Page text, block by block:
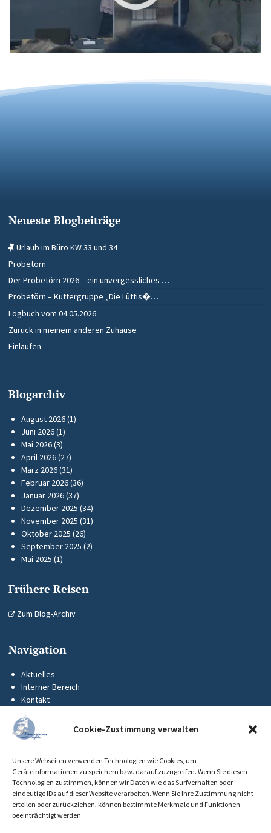
Cookie-Zustimmung verwalten
Unsere Webseiten verwenden Technologien wie Cookies, um
Geräteinformationen zu speichern bzw. darauf zuzugreifen. Wenn Sie diesen
Technologien zustimmen, können wir Daten wie das Surfverhalten oder
eindeutige IDs auf dieser Website verarbeiten. Wenn Sie Ihre Zustimmung nicht
erteilen oder zurückziehen, können bestimmte Merkmale und Funktionen
beeinträchtigt werden.
Neueste Blogbeiträge
Urlaub im Büro KW 33 und 34
Probetörn
Der Probetörn 2026 – ein unvergessliches …
Probetörn – Kuttergruppe „Die Lüttis�…
Logbuch vom 04.05.2026
Zurück in meinem anderen Zuhause
Einlaufen
Blogarchiv
August 2026(1)
Juni 2026(1)
Mai 2026(3)
April 2026(27)
März 2026(31)
Februar 2026(36)
Januar 2026(37)
Dezember 2025 (34)
November 2025 (31)
Oktober 2025 (26)
September 2025 (2)
Mai 2025 (1)
Frühere Reisen
Zum Blog-Archiv
Navigation
Aktuelles
Interner Bereich
Kontakt
Impressum
Datenschutz
Cookie-Richtlinie (EU)